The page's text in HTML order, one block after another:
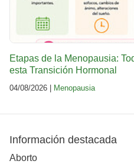
Etapas de la Menopausia:
esta Transición Hormonal
04/08/2026 | Menopausia
Información destacada
Aborto